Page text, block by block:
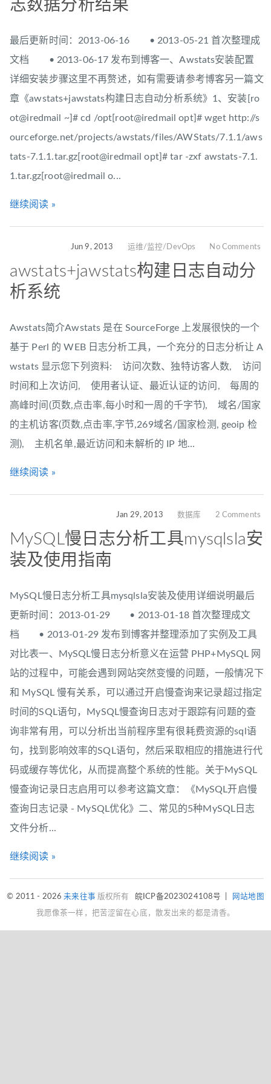
志数据分析结果
最后更新时间：2013-06-16 • 2013-05-21 首次整理成
文档 • 2013-06-17 发布到博客一、Awstats安装配置
详细安装步骤这里不再赘述，如有需要请参考博客另一篇文
章《awstats+jawstats构建日志自动分析系统》1、安装[ro
ot@iredmail ~]# cd /opt[root@iredmail opt]# wget http://s
ourceforge.net/projects/awstats/files/AWStats/7.1.1/aws
tats-7.1.1.tar.gz[root@iredmail opt]# tar -zxf awstats-7.1.
1.tar.gz[root@iredmail o...
继续阅读 »
Jun 9, 2013 运维/监控/DevOps No Comments
awstats+jawstats构建日志自动分
析系统
Awstats简介Awstats 是在 SourceForge 上发展很快的一个
基于 Perl 的 WEB 日志分析工具，一个充分的日志分析让 A
wstats 显示您下列资料: 访问次数、独特访客人数, 访问
时间和上次访问, 使用者认证、最近认证的访问, 每周的
高峰时间(页数,点击率,每小时和一周的千字节), 域名/国家
的主机访客(页数,点击率,字节,269域名/国家检测, geoip 检
测), 主机名单,最近访问和未解析的 IP 地...
继续阅读 »
Jan 29, 2013 数据库 2 Comments
MySQL慢日志分析工具mysqlsla安
装及使用指南
MySQL慢日志分析工具mysqlsla安装及使用详细说明最后
更新时间：2013-01-29 • 2013-01-18 首次整理成文
档 • 2013-01-29 发布到博客并整理添加了实例及工具
对比表一、MySQL慢日志分析意义在运营 PHP+MySQL 网
站的过程中，可能会遇到网站突然变慢的问题，一般情况下
和 MySQL 慢有关系，可以通过开启慢查询来记录超过指定
时间的SQL语句，MySQL慢查询日志对于跟踪有问题的查
询非常有用，可以分析出当前程序里有很耗费资源的sql语
句，找到影响效率的SQL语句，然后采取相应的措施进行代
码或缓存等优化，从而提高整个系统的性能。关于MySQL
慢查询记录日志启用可以参考这篇文章：《MySQL开启慢
查询日志记录 - MySQL优化》二、常见的5种MySQL日志
文件分析...
继续阅读 »
© 2011 - 2026未来往事 版权所有 皖ICP备2023024108号 网站地图
我愿像茶一样，把苦涩留在心底，散发出来的都是清香。